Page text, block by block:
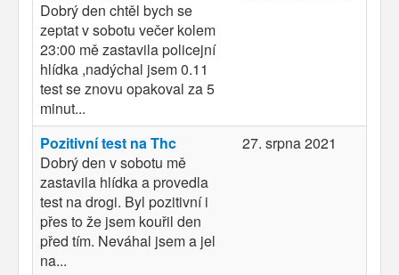
Dobrý den chtěl bych se
zeptat v sobotu večer kolem
23:00 mě zastavila policejní
hlídka ,nadýchal jsem 0.11
test se znovu opakoval za 5
minut...
Pozitivní test na Thc
Dobrý den v sobotu mě
zastavila hlídka a provedla
test na drogi. Byl pozitivní i
přes to že jsem kouřil den
před tím. Neváhal jsem a jel
na...
27. srpna 2021